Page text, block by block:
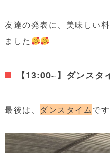
友達の発表に、美味しい
ました
【13:00~】ダンスタ
最後は、 ダンスタイムです